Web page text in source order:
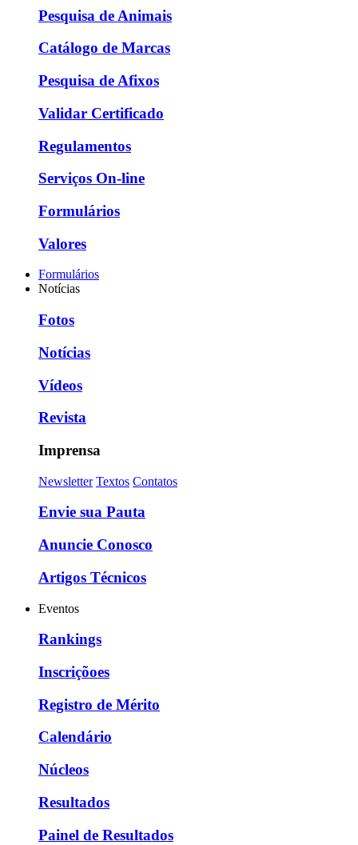
Pesquisa de Animais
Catálogo de Marcas
Pesquisa de Afixos
Validar Certificado
Regulamentos
Serviços On-line
Formulários
Valores
Formulários
Notícias
Fotos
Notícias
Vídeos
Revista
Imprensa
Newsletter Textos Contatos
Envie sua Pauta
Anuncie Conosco
Artigos Técnicos
Eventos
Rankings
Inscriçõoes
Registro de Mérito
Calendário
Núcleos
Resultados
Painel de Resultados